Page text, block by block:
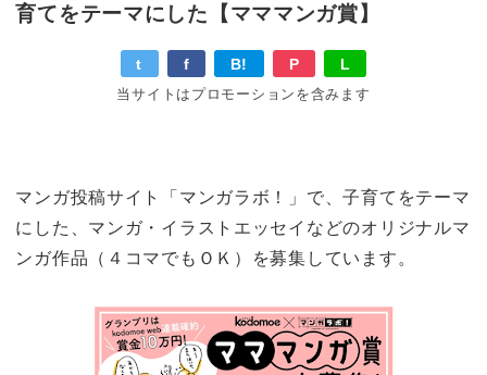
育てをテーマにした【マママンガ賞】
t f B! P L
当サイトはプロモーションを含みます
マンガ投稿サイト「マンガラボ！」で、子育てをテーマ
にした、マンガ・イラストエッセイなどのオリジナルマ
ンガ作品（４コマでもＯＫ）を募集しています。